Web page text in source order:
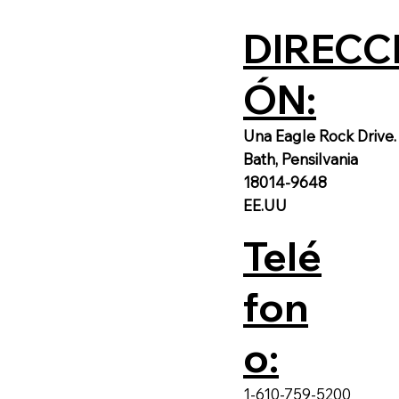
DIRECCI
ÓN:
Una Eagle Rock Drive.
Bath, Pensilvania
18014-9648
EE.UU
Telé
fon
o:
1-610-759-5200